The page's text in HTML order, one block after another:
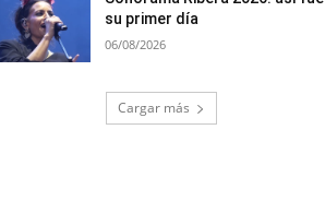
su primer día
06/08/2026
Cargar más